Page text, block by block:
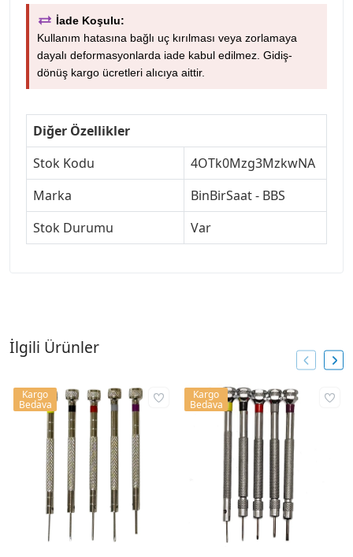
İade Koşulu:
Kullanım hatasına bağlı uç kırılması veya zorlamaya
dayalı deformasyonlarda iade kabul edilmez. Gidiş-
dönüş kargo ücretleri alıcıya aittir.
Diğer Özellikler
Stok Kodu
4OTk0Mzg3MzkwNA
Marka
BinBirSaat - BBS
Stok Durumu
Var
İlgili Ürünler
Kargo
Bedava
Kargo
Bedava